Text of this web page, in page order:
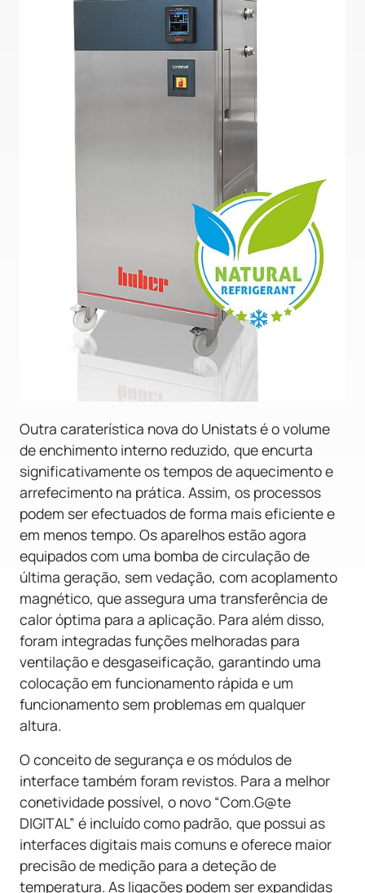
Outra caraterística nova do Unistats é o volume
de enchimento interno reduzido, que encurta
significativamente os tempos de aquecimento e
arrefecimento na prática. Assim, os processos
podem ser efectuados de forma mais eficiente e
em menos tempo. Os aparelhos estão agora
equipados com uma bomba de circulação de
última geração, sem vedação, com acoplamento
magnético, que assegura uma transferência de
calor óptima para a aplicação. Para além disso,
foram integradas funções melhoradas para
ventilação e desgaseificação, garantindo uma
colocação em funcionamento rápida e um
funcionamento sem problemas em qualquer
altura.
O conceito de segurança e os módulos de
interface também foram revistos. Para a melhor
conetividade possível, o novo “Com.G@te
DIGITAL” é incluído como padrão, que possui as
interfaces digitais mais comuns e oferece maior
precisão de medição para a deteção de
temperatura. As ligações podem ser expandidas